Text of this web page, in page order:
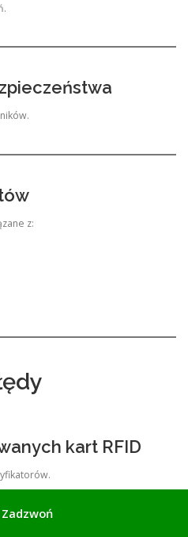
z:
kart RFID
użytkowników
Zadzwoń